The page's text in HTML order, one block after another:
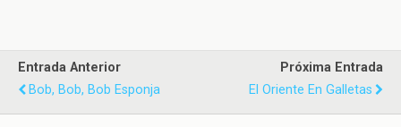
Entrada Anterior
Bob, Bob, Bob Esponja
Próxima Entrada
El Oriente En Galletas